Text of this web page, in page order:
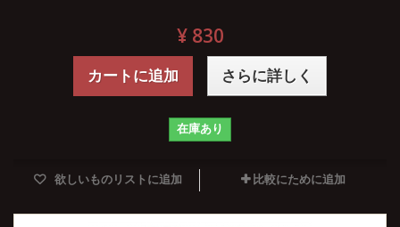
¥ 830
カートに追加 さらに詳しく
在庫あり
欲しいものリストに追加 比較にために追加